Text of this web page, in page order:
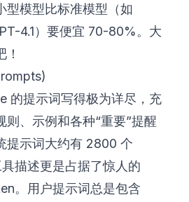
型模型比标准模型（如
4.1）要便宜 70-80%。大
的提示词写得极为详尽，充
则、示例和各种“重要”提醒
提示词大约有 2800 个
描述更是占据了惊人的
。用户提示词总是包含